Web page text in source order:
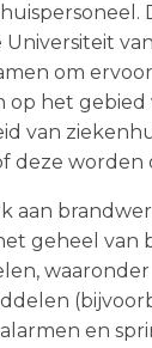
om
op het gebied
van
deze worden
aan
geheel van
waaronder
en